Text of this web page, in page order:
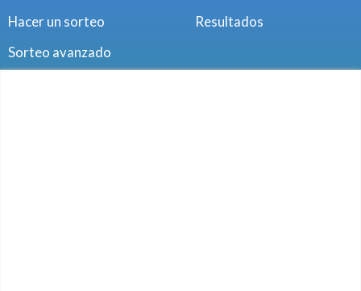
Hacer un sorteo
Sorteo avanzado
Resultados